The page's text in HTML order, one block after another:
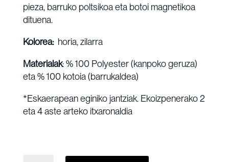
pieza, barruko poltsikoa eta botoi magnetikoa
dituena.
Kolorea:horia, zilarra
Materialak: % 100 Polyester (kanpoko geruza)
eta % 100 kotoia (barrukaldea)
*Eskaerapean eginiko jantziak. Ekoizpenerako 2
eta 4 aste arteko itxaronaldia